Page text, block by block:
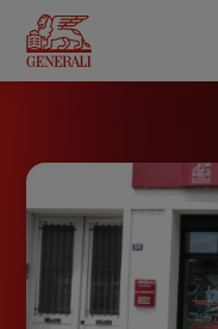
contenu
principal